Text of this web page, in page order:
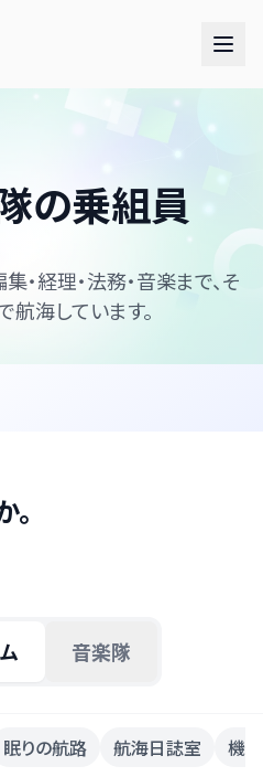
の乗組員
・経理・法務・音楽まで、そ
海しています。
。
音楽隊
眠りの航路 航海日誌室 機